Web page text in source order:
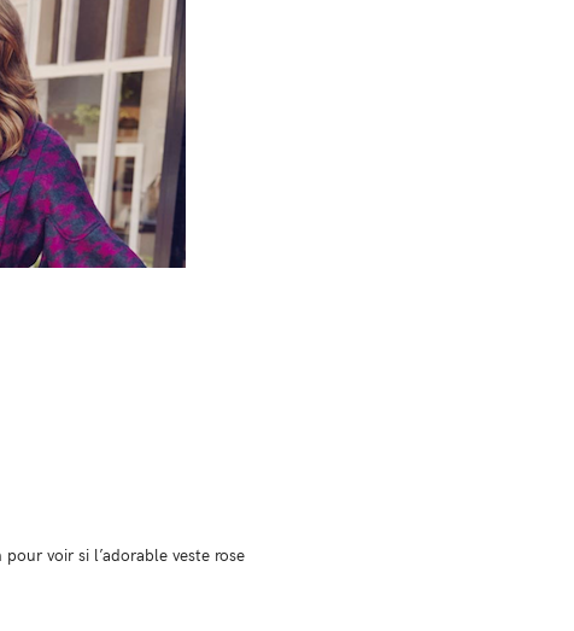
voir si l’adorable veste rose